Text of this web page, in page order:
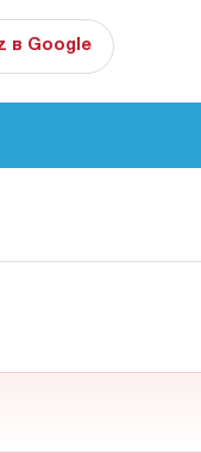
в Google